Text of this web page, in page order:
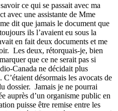
ce qui se passait avec ma
avec une assistante de Mme
dit que jamais le document que
ils l’avaient eu sous la
en fait deux documents et me
Les deux, rétorquais-je, bien
que ce ne serait pas si
Canada ne décidait plus
désormais les avocats de
dossier. Jamais je ne pourrai
auprès d’un organisme public en
puisse être remise entre les